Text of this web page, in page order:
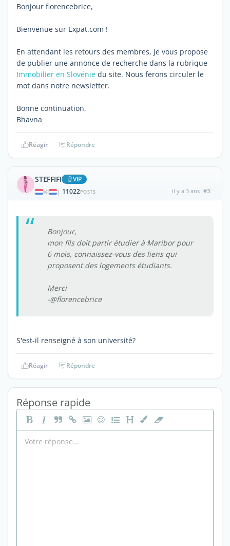
Bonjour florencebrice,
Bienvenue sur Expat.com !
En attendant les retours des membres, je vous propose
de publier une annonce de recherche dans la rubrique
Immobilier en Slovénie du site. Nous ferons circuler le
mot dans notre newsletter.
Bonne continuation,
Bhavna
Réagir Répondre
STEFFIFI ViP
| 11022POSTS il y a 3 ans #3
Bonjour,
mon fils doit partir étudier à Maribor pour
6 mois, connaissez-vous des liens qui
proposent des logements étudiants.
Merci
-@florencebrice
S'est-il renseigné à son université?
Réagir Répondre
Réponse rapide